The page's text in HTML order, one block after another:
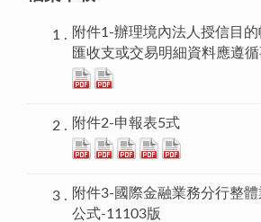
附件1-辦理境內法人授信目
匯收支或交易明細資料應遵
附件2-申報表5式
附件3-國際金融業務分行整
公式-11103版